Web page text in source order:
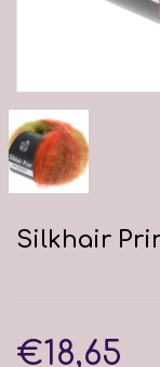
Silkhair
€18,65